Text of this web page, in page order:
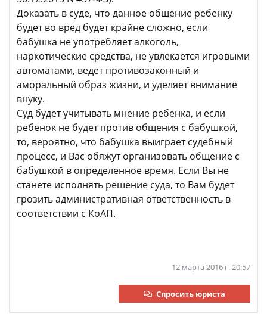
Доказать в суде, что данное общение ребенку
будет во вред будет крайне сложно, если
бабушка не употребляет алкоголь,
наркотические средства, не увлекается игровыми
автоматами, ведет противозаконный и
аморальный образ жизни, и уделяет внимание
внуку.
Суд будет учитывать мнение ребенка, и если
ребенок не будет против общения с бабушкой,
то, вероятно, что бабушка выиграет судебный
процесс, и Вас обяжут организовать общение с
бабушкой в определенное время. Если Вы не
станете исполнять решение суда, то Вам будет
грозить административная ответственность в
соответствии с КоАП.
12 марта 2016 г. 20:57
Спросить юриста